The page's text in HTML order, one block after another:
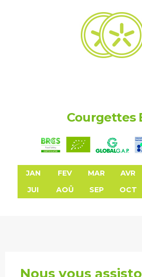
Courgettes
JAN FEV MAR AVR
JUI
AOÛ SEP OCT
Nous vous